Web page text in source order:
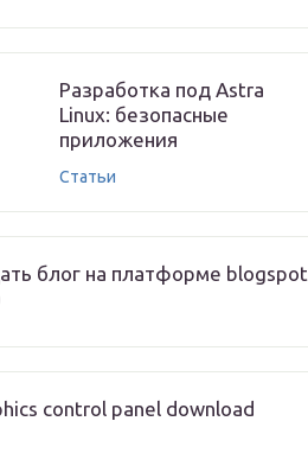
Разработка под Astra
Linux: безопасные
приложения
Статьи
блог на платформе blogspot
control panel download